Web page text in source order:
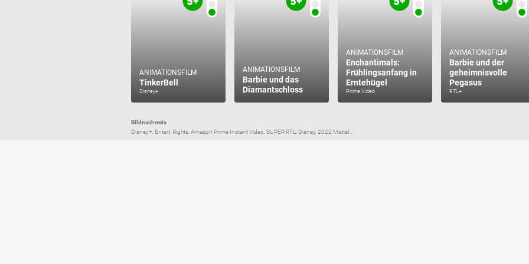
ANIMATIONSFILM
TinkerBell
Disney+
ANIMATIONSFILM
Barbie und das
Diamantschloss
ANIMATIONSFILM
Enchantimals:
Frühlingsanfang in
Erntehügel
Prime Video
ANIMATIONSFILM
Barbie und der
geheimnisvolle
Pegasus
RTL+
Bildnachweis
Disney+, Entert. Rights, Amazon Prime Instant Video, SUPER RTL, Disney, 2022 Mattel...